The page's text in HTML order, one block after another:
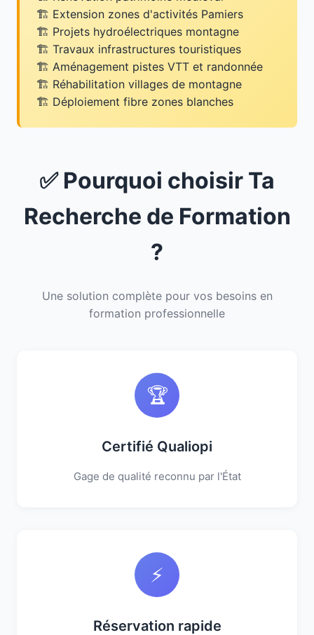
Extension zones d'activités Pamiers
Projets hydroélectriques montagne
Travaux infrastructures touristiques
Aménagement pistes VTT et randonnée
Réhabilitation villages de montagne
Déploiement fibre zones blanches
✅ Pourquoi choisir Ta
Recherche de Formation
?
Une solution complète pour vos besoins en
formation professionnelle
🏆
Certifié Qualiopi
Gage de qualité reconnu par l'État
⚡
Réservation rapide